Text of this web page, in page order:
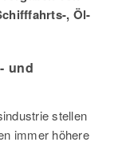
, Öl-
und
stellen
immer höhere